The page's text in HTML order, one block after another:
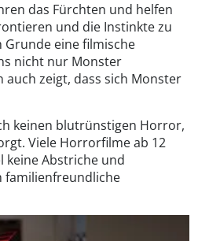
das Fürchten und helfen
und die Instinkte zu
Grunde eine filmische
nicht nur Monster
zeigt, dass sich Monster
keinen blutrünstigen Horror,
Viele Horrorfilme ab 12
keine Abstriche und
familienfreundliche